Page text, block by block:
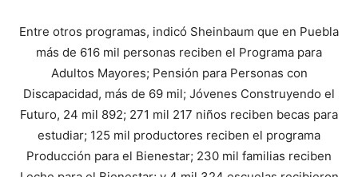
Entre otros programas, indicó Sheinbaum que en Puebla
más de 616 mil personas reciben el Programa para
Adultos Mayores; Pensión para Personas con
Discapacidad, más de 69 mil; Jóvenes Construyendo el
Futuro, 24 mil 892; 271 mil 217 niños reciben becas para
estudiar; 125 mil productores reciben el programa
Producción para el Bienestar; 230 mil familias reciben